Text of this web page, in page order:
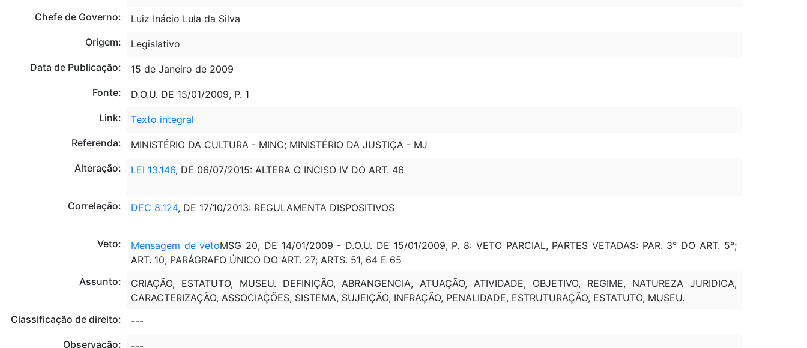
Chefe de Governo:
Luiz Inácio Lula da Silva
Origem:
Legislativo
Data de Publicação:
15 de Janeiro de 2009
Fonte:
D.O.U. DE 15/01/2009, P. 1
Link:
Texto integral
Referenda:
MINISTÉRIO DA CULTURA - MINC; MINISTÉRIO DA JUSTIÇA - MJ
Alteração:
LEI 13.146, DE 06/07/2015: ALTERA O INCISO IV DO ART. 46
Correlação: DEC 8.124, DE 17/10/2013: REGULAMENTA DISPOSITIVOS
Veto: Mensagem de vetoMSG 20, DE 14/01/2009 - D.O.U. DE 15/01/2009, P. 8: VETO PARCIAL, PARTES VETADAS: PAR. 3° DO ART. 5°;
ART. 10; PARÁGRAFO ÚNICO DO ART. 27; ARTS. 51, 64 E 65
Assunto:
CRIAÇÃO, ESTATUTO, MUSEU. DEFINIÇÃO, ABRANGENCIA, ATUAÇÃO, ATIVIDADE, OBJETIVO, REGIME, NATUREZA JURIDICA,
CARACTERIZAÇÃO, ASSOCIAÇÕES, SISTEMA, SUJEIÇÃO, INFRAÇÃO, PENALIDADE, ESTRUTURAÇÃO, ESTATUTO, MUSEU.
Classificação de direito:
---
Observação: